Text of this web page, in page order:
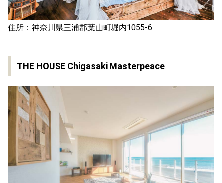
住所：神奈川県三浦郡葉山町堀内1055-6
THE HOUSE Chigasaki Masterpeace